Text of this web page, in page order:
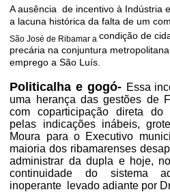
A ausência de incentivo à Indústria
a lacuna histórica da falta de um
São José de Ribamar acondição de
precária na conjuntura
emprego a São Luís.
Politicalha e gogó- Essa
uma herança das gestões de
com coparticipação direta do
pelas indicações inábeis,
Moura para o Executivo
maioria dos ribamarenses
administrar da dupla e hoje,
continuidade do sistema
inoperante levado adiante por